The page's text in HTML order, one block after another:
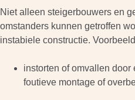
Niet alleen steigerbouwers en
omstanders kunnen getroffen
instabiele constructie.
instorten of omvallen door
foutieve montage of